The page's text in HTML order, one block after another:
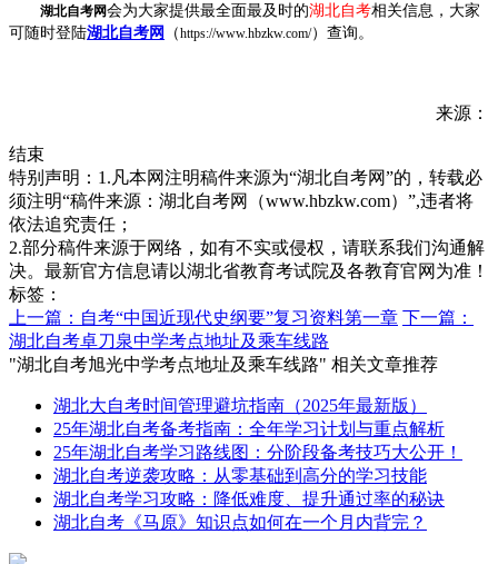
湖北自考网会为大家提供最全面最及时的湖北自考相关信息，大家
可随时登陆湖北自考网 （https://www.hbzkw.com/）查询。
来源：
结束
特别声明：1.凡本网注明稿件来源为“湖北自考网”的，转载必
须注明“稿件来源：湖北自考网（www.hbzkw.com）”,违者将
依法追究责任；
2.部分稿件来源于网络，如有不实或侵权，请联系我们沟通解
决。最新官方信息请以湖北省教育考试院及各教育官网为准！
标签：
上一篇：自考“中国近现代史纲要”复习资料第一章 下一篇：
湖北自考卓刀泉中学考点地址及乘车线路
"湖北自考旭光中学考点地址及乘车线路" 相关文章推荐
湖北大自考时间管理避坑指南（2025年最新版）
25年湖北自考备考指南：全年学习计划与重点解析
25年湖北自考学习路线图：分阶段备考技巧大公开！
湖北自考逆袭攻略：从零基础到高分的学习技能
湖北自考学习攻略：降低难度、提升通过率的秘诀
湖北自考《马原》知识点如何在一个月内背完？